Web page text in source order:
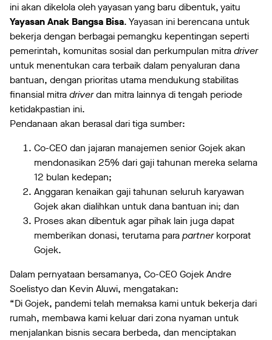
ini akan dikelola oleh yayasan yang baru dibentuk, yaitu
Yayasan Anak Bangsa Bisa. Yayasan ini berencana untuk
bekerja dengan berbagai pemangku kepentingan seperti
pemerintah, komunitas sosial dan perkumpulan mitradriver
untuk menentukan cara terbaik dalam penyaluran dana
bantuan, dengan prioritas utama mendukung stabilitas
finansial mitradriverdan mitra lainnya di tengah periode
ketidakpastian ini.
Pendanaan akan berasal dari tiga sumber:
Co-CEO dan jajaran manajemen senior Gojek akan
mendonasikan 25% dari gaji tahunan mereka selama
12 bulan kedepan;
Anggaran kenaikan gaji tahunan seluruh karyawan
Gojek akan dialihkan untuk dana bantuan ini; dan
Proses akan dibentuk agar pihak lain juga dapat
memberikan donasi, terutama parapartnerkorporat
Gojek.
Dalam pernyataan bersamanya, Co-CEO Gojek Andre
Soelistyo dan Kevin Aluwi, mengatakan:
“Di Gojek, pandemi telah memaksa kami untuk bekerja dari
rumah, membawa kami keluar dari zona nyaman untuk
menjalankan bisnis secara berbeda, dan menciptakan